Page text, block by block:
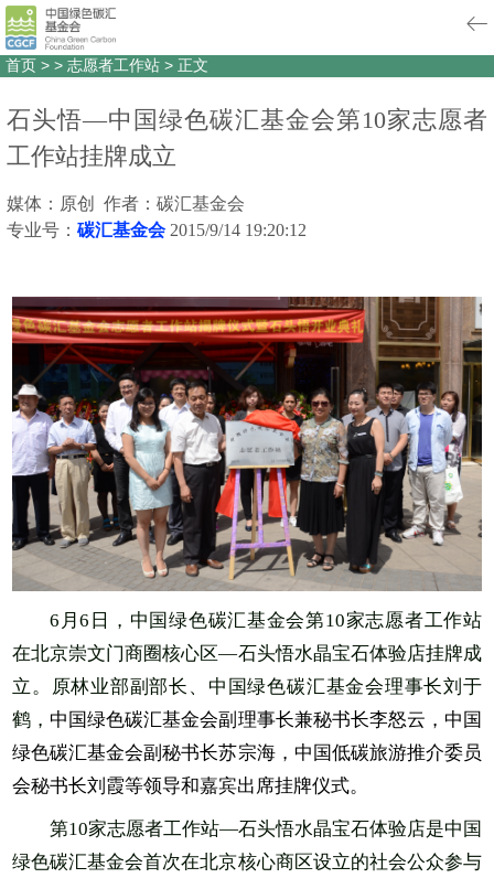
首页 > > 志愿者工作站 > 正文
石头悟—中国绿色碳汇基金会第10家志愿者
工作站挂牌成立
媒体：原创 作者：碳汇基金会
专业号： 碳汇基金会 2015/9/14 19:20:12
6 月6日，中国绿色碳汇基金会第10家志愿者工作站
在北京崇文门商圈核心区—石头悟水晶宝石体验店挂牌成
立。原林业部副部长、中国绿色碳汇基金会理事长刘于
鹤， 中国绿色碳汇基金会副理事长兼秘书长李怒云，中国
绿色碳汇基金会副秘书长苏宗海，中国低碳旅游推介委员
会秘书长刘霞等领导和嘉宾出席挂牌仪式。
第10家志愿者工作站—石头悟水晶宝石体验店是中国
绿色碳汇基金会首次在北京核心商区设立的社会公众参与